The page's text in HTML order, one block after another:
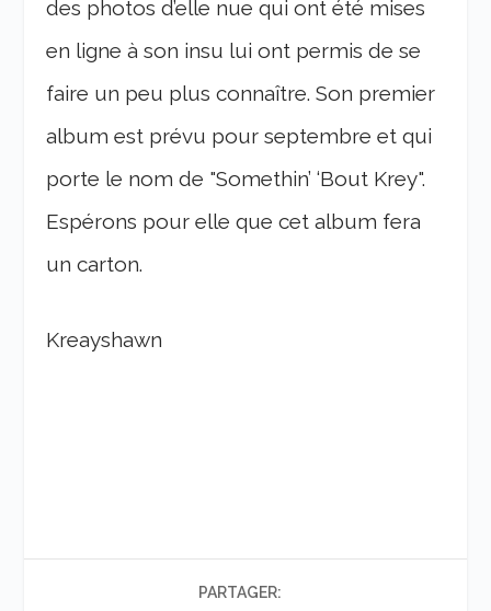
des photos d’elle nue qui ont été mises
en ligne à son insu lui ont permis de se
faire un peu plus connaître. Son premier
album est prévu pour septembre et qui
porte le nom de "Somethin’ ‘Bout Krey".
Espérons pour elle que cet album fera
un carton.
Kreayshawn
PARTAGER: